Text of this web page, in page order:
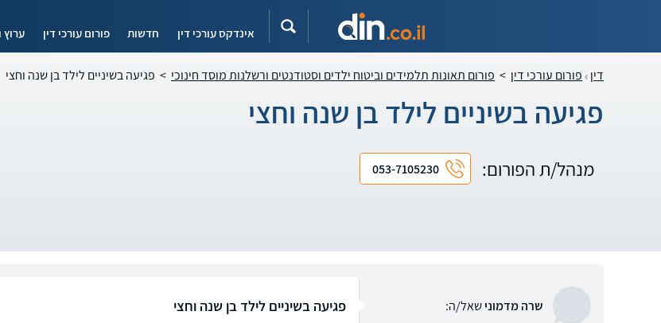
אינדקס עורכי דין חדשות פורום עורכי דין ערוץ
דין פורום עורכי דין > פורום תאונות תלמידים וביטוח ילדים וסטודנטים ורשלנות מוסד חינוכי > פגיעה בשיניים לילד בן שנה וחצי
פגיעה בשיניים לילד בן שנה וחצי
מנהל/ת הפורום: 053-7105230
שרה מדמונישאל/ה: פגיעה בשיניים לילד בן שנה וחצי